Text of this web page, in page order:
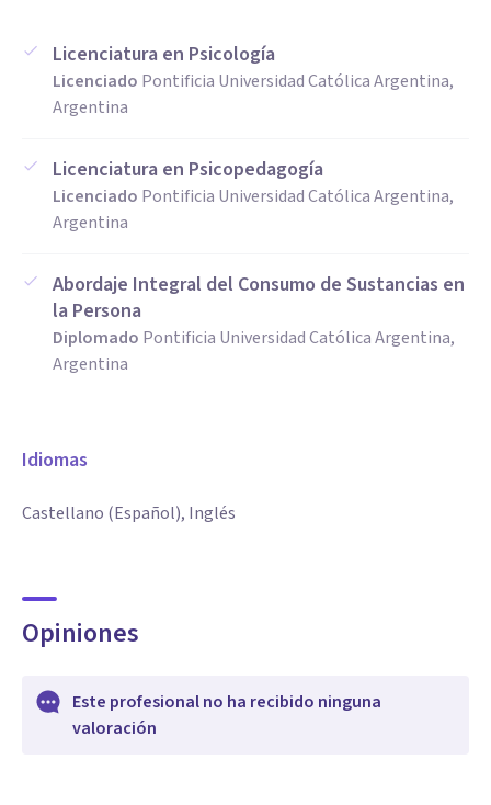
Licenciatura en Psicología
Licenciado Pontificia Universidad Católica Argentina,
Argentina
Licenciatura en Psicopedagogía
Licenciado Pontificia Universidad Católica Argentina,
Argentina
Abordaje Integral del Consumo de Sustancias en
la Persona
Diplomado Pontificia Universidad Católica Argentina,
Argentina
Idiomas
Castellano (Español), Inglés
Opiniones
Este profesional no ha recibido ninguna
valoración